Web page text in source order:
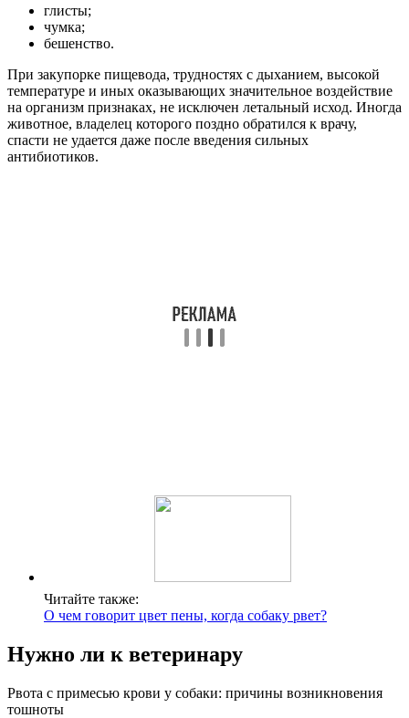
глисты;
чумка;
бешенство.
При закупорке пищевода, трудностях с дыханием, высокой
температуре и иных оказывающих значительное воздействие
на организм признаках, не исключен летальный исход. Иногда
животное, владелец которого поздно обратился к врачу,
спасти не удается даже после введения сильных
антибиотиков.
Читайте также:
О чем говорит цвет пены, когда собаку рвет?
Нужно ли к ветеринару
Рвота с примесью крови у собаки: причины возникновения
тошноты